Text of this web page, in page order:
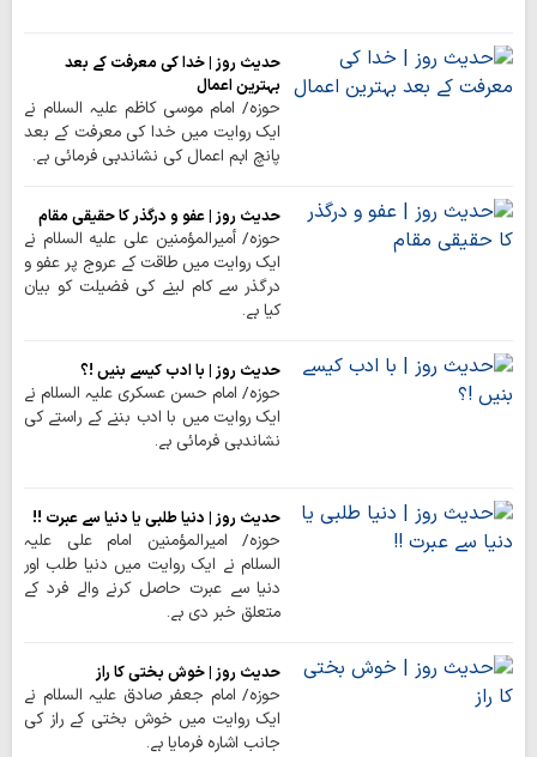
حدیث روز | خدا کی معرفت کے بعد
بہترین اعمال
حوزہ/ امام موسی کاظم علیہ السلام نے
ایک روایت میں خدا کی معرفت کے بعد
پانچ اہم اعمال کی نشاندہی فرمائی ہے۔
حدیث روز | عفو و درگذر کا حقیقی مقام
حوزه/ أمیرالمؤمنین علی عليه ‏السلام نے
ایک روایت میں طاقت کے عروج پر عفو و
درگذر سے کام لینے کی فضیلت کو بیان
کیا ہے۔
حدیث روز | با ادب کیسے بنیں !؟
حوزہ/ امام حسن عسکری علیہ السلام نے
ایک روایت میں با ادب بننے کے راستے کی
نشاندہی فرمائی ہے۔
حدیث روز | دنیا طلبی یا دنیا سے عبرت !!
حوزہ/ امیرالمؤمنين امام علی علیہ
السلام نے ایک روایت میں دنیا طلب اور
دنیا سے عبرت حاصل کرنے والے فرد کے
متعلق خبر دی ہے۔
حدیث روز | خوش بختی کا راز
حوزہ/ امام جعفر صادق علیہ السلام نے
ایک روایت میں خوش بختی کے راز کی
جانب اشارہ فرمایا ہے۔